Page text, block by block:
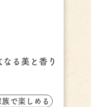
る美と香り
族で楽しめる